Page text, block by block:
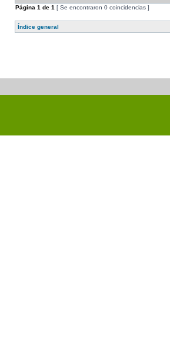
Página 1 de 1 [ Se encontraron 0 coincidencias ]
Índice general